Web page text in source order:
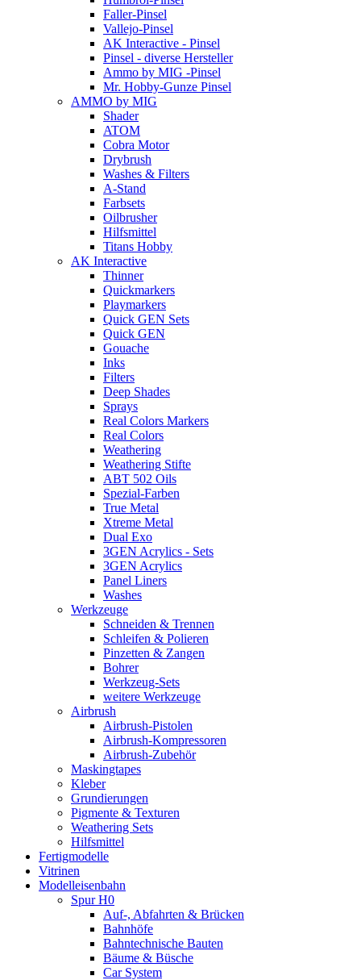
Faller-Pinsel
Vallejo-Pinsel
AK Interactive - Pinsel
Pinsel - diverse Hersteller
Ammo by MIG -Pinsel
Mr. Hobby-Gunze Pinsel
AMMO by MIG
Shader
ATOM
Cobra Motor
Drybrush
Washes & Filters
A-Stand
Farbsets
Oilbrusher
Hilfsmittel
Titans Hobby
AK Interactive
Thinner
Quickmarkers
Playmarkers
Quick GEN Sets
Quick GEN
Gouache
Inks
Filters
Deep Shades
Sprays
Real Colors Markers
Real Colors
Weathering
Weathering Stifte
ABT 502 Oils
Spezial-Farben
True Metal
Xtreme Metal
Dual Exo
3GEN Acrylics - Sets
3GEN Acrylics
Panel Liners
Washes
Werkzeuge
Schneiden & Trennen
Schleifen & Polieren
Pinzetten & Zangen
Bohrer
Werkzeug-Sets
weitere Werkzeuge
Airbrush
Airbrush-Pistolen
Airbrush-Kompressoren
Airbrush-Zubehör
Maskingtapes
Kleber
Grundierungen
Pigmente & Texturen
Weathering Sets
Hilfsmittel
Fertigmodelle
Vitrinen
Modelleisenbahn
Spur H0
Auf-, Abfahrten & Brücken
Bahnhöfe
Bahntechnische Bauten
Bäume & Büsche
Car System